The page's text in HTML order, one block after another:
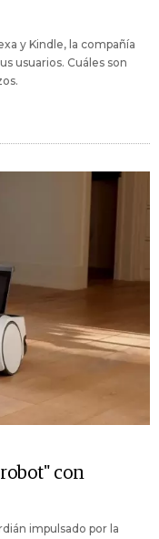
y Kindle, la compañía
usuarios. Cuáles son
con
impulsado por la